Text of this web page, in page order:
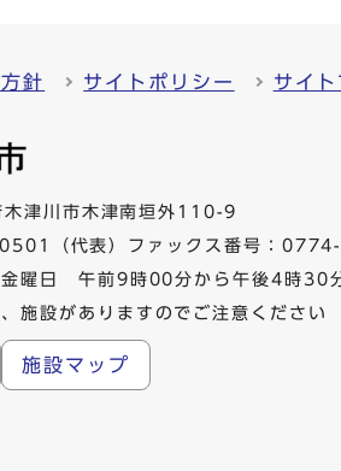
針 サイトポリシー サイ
津川市木津南垣外110-9
（代表）ファックス番号：
曜日 午前9時00分から午後4時30分
施設がありますのでご注意ください
施設マップ